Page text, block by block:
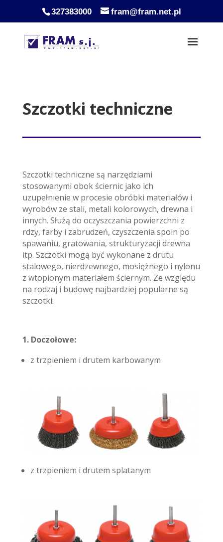
327383000 fram@fram.net.pl
Szczotki techniczne
Szczotki techniczne są narzędziami
stosowanymi obok ściernic jako ich
uzupełnienie w procesie obróbki materiałów i
wyrobów ze stali, metali kolorowych, drewna i
innych. Służą do oczyszczania powierzchni z
rdzy, farby i zabrudzeń, czyszczenia spoin po
spawaniu, gratowania, strukturyzacji drewna
itp. Szczotki mogą być wykonane z drutu
stalowego, nierdzewnego, mosiężnego i nylonu
z wtopionym materiałem ściernym. Ze względu
na rodzaj i budowę najbardziej popularne są
szczotki:
1. Doczołowe:
z trzpieniem i drutem karbowanym
z trzpieniem i drutem splatanym